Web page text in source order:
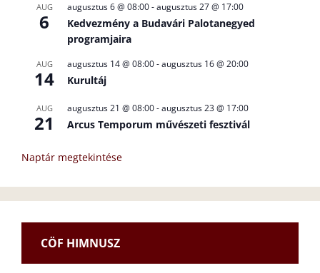
AUG
6
augusztus 6 @ 08:00-augusztus 27 @ 17:00
Kedvezmény a Budavári Palotanegyed
programjaira
AUG
14
augusztus 14 @ 08:00-augusztus 16 @ 20:00
Kurultáj
AUG
21
augusztus 21 @ 08:00-augusztus 23 @ 17:00
Arcus Temporum művészeti fesztivál
Naptár megtekintése
CÖF HIMNUSZ